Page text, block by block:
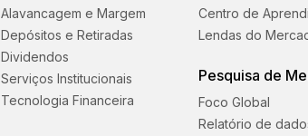
Alavancagem e Margem
Depósitos e Retiradas
Dividendos
Serviços Institucionais
Tecnologia Financeira
Centro de
Lendas do
Pesquisa de
Foco Global
Relatório de